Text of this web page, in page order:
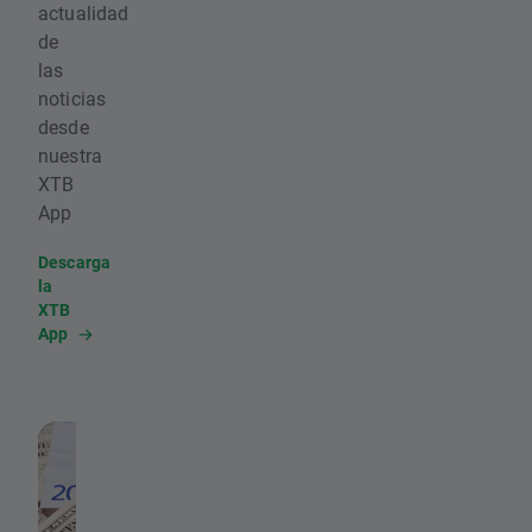
actualidad
de
las
noticias
desde
nuestra
XTB
App
Descarga
la
XTB
App